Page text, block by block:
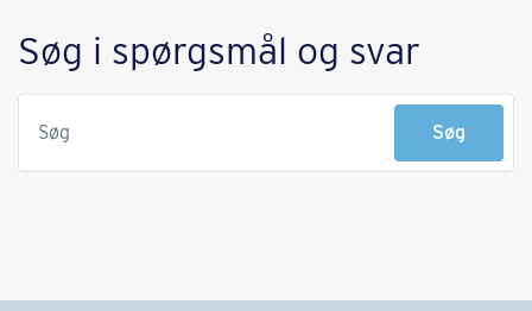
Søg i spørgsmål og svar
Søg Søg